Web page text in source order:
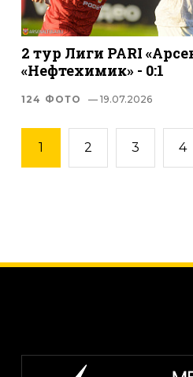
2 тур Лиги PARI
«Нефтехимик» - 0:1
124 ФОТО — 19.07.2026
1 2 3 4